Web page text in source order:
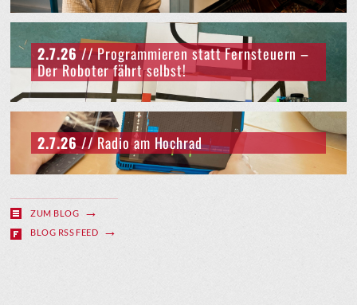
2.7.26// Programmieren statt Fernsteuern –
Der Roboter fährt selbst!
2.7.26// Radio am Hochrad
ZUM BLOG
BLOG RSS FEED